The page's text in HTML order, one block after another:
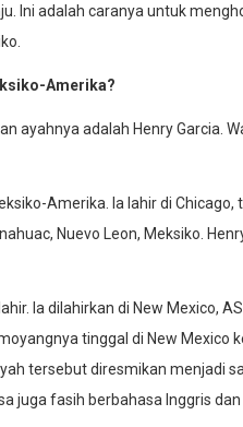
Ini adalah caranya untuk
Amerika?
ayahnya adalah Henry Garcia.
Amerika. Ia lahir di
Nuevo Leon, Meksiko.
Ia dilahirkan di New Mexico,
tinggal di New Mexico
tersebut diresmikan menjadi
juga fasih berbahasa Inggris dan